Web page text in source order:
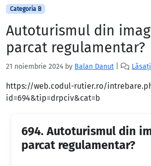
Categoria B
Autoturismul din
parcat regulamentar?
21 noiembrie 2024 by Balan Danut
https://web.codul-rutier.ro/
id=694&tip=drpciv&cat=b
694. Autoturismul din
parcat regulamentar?